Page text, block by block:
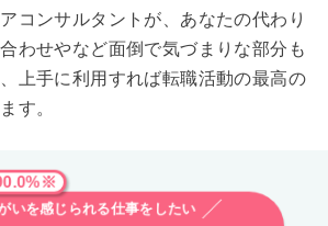
コンサルタントが、あなたの代わり
わせやなど面倒で気づまりな部分も
上手に利用すれば転職活動の最高の
す。
いを感じられる仕事をしたい